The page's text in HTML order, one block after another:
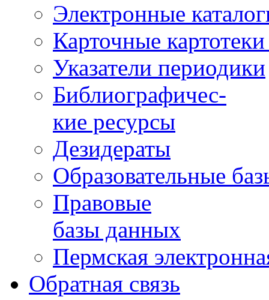
Электронные
Карточные
Указатели периодики
Библиографичес-
кие ресурсы
Дезидераты
Образовательные
Правовые
базы данных
Пермская
Обратная связь